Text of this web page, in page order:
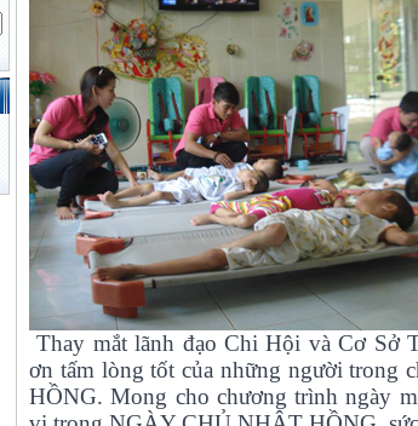
Thay mắt lãnh đạo Chi Hội và Cơ Sở
ơn tấm lòng tốt của những người
HỒNG. Mong cho chương trình ngày